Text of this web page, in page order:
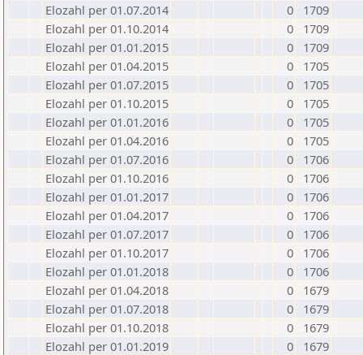
Elozahl per 01.07.2014
0
1709
Elozahl per 01.10.2014
0
1709
Elozahl per 01.01.2015
0
1709
Elozahl per 01.04.2015
0
1705
Elozahl per 01.07.2015
0
1705
Elozahl per 01.10.2015
0
1705
Elozahl per 01.01.2016
0
1705
Elozahl per 01.04.2016
0
1705
Elozahl per 01.07.2016
0
1706
Elozahl per 01.10.2016
0
1706
Elozahl per 01.01.2017
0
1706
Elozahl per 01.04.2017
0
1706
Elozahl per 01.07.2017
0
1706
Elozahl per 01.10.2017
0
1706
Elozahl per 01.01.2018
0
1706
Elozahl per 01.04.2018
0
1679
Elozahl per 01.07.2018
0
1679
Elozahl per 01.10.2018
0
1679
Elozahl per 01.01.2019
0
1679